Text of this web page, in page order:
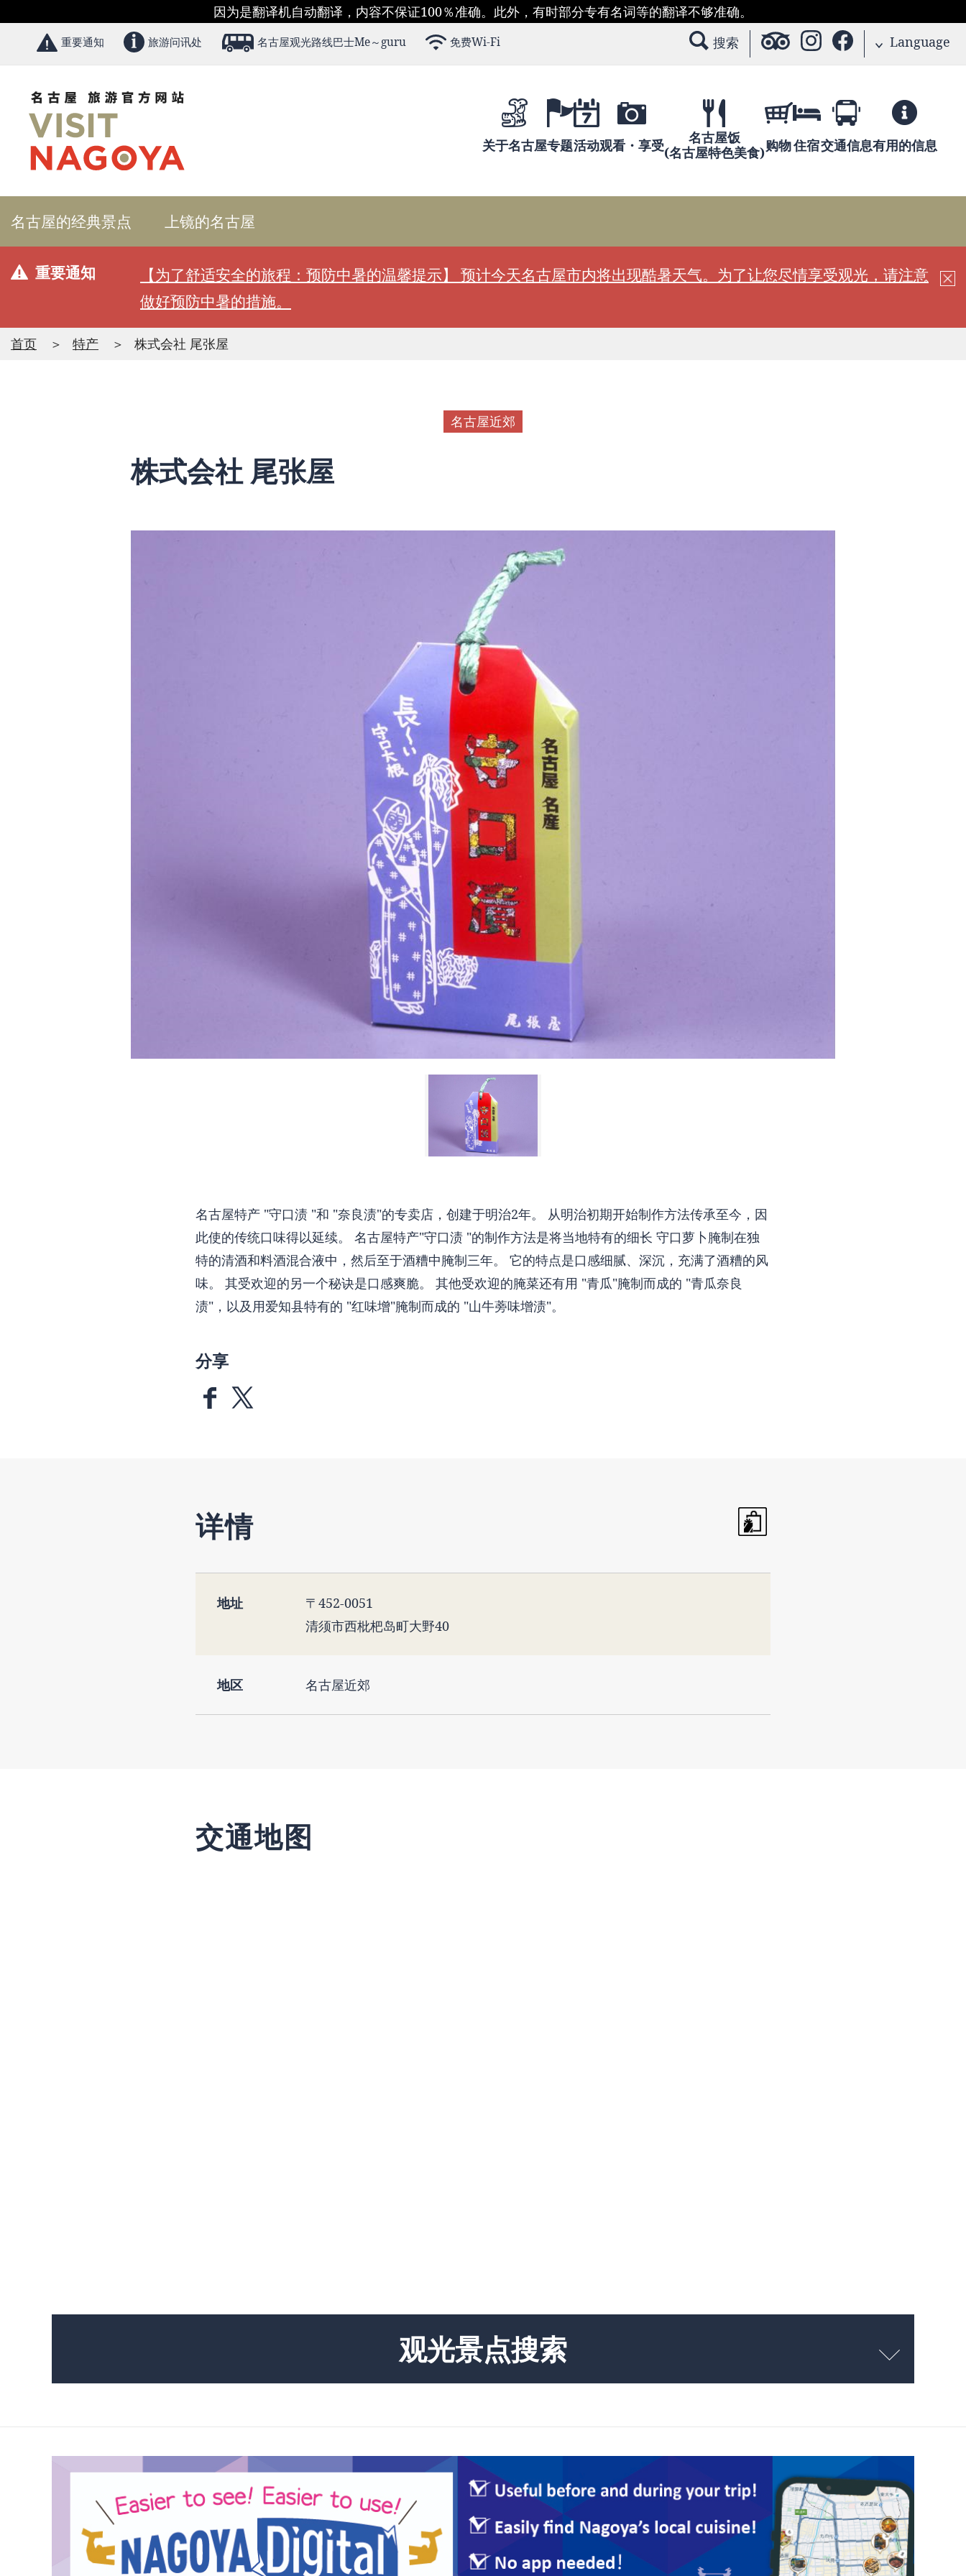
因为是翻译机自动翻译，内容不保证100％准确。此外，有时部分专有名词等的翻译不够准确。
重要通知 旅游问讯处 名古屋观光路线巴士Me～guru 免费Wi-Fi 搜索 Language
关于名古屋专题活动观看・享受
名古屋饭
(名古屋特色美食)购物住宿交通信息有用的信息
名古屋的经典景点 上镜的名古屋
重要通知
【为了舒适安全的旅程：预防中暑的温馨提示】 预计今天名古屋市内将出现酷暑天气。为了让您尽情享受观光，请注意
做好预防中暑的措施。
首页 特产 株式会社 尾张屋
名古屋近郊
株式会社 尾张屋
名古屋特产 "守口渍 "和 "奈良渍"的专卖店，创建于明治2年。 从明治初期开始制作方法传承至今，因
此使的传统口味得以延续。 名古屋特产"守口渍 "的制作方法是将当地特有的细长 守口萝卜腌制在独
特的清酒和料酒混合液中，然后至于酒糟中腌制三年。 它的特点是口感细腻、深沉，充满了酒糟的风
味。 其受欢迎的另一个秘诀是口感爽脆。 其他受欢迎的腌菜还有用 "青瓜"腌制而成的 "青瓜奈良
渍"，以及用爱知县特有的 "红味增"腌制而成的 "山牛蒡味增渍"。
分享
详情
地址
〒452-0051
清须市西枇杷岛町大野40
地区 名古屋近郊
交通地图
观光景点搜索